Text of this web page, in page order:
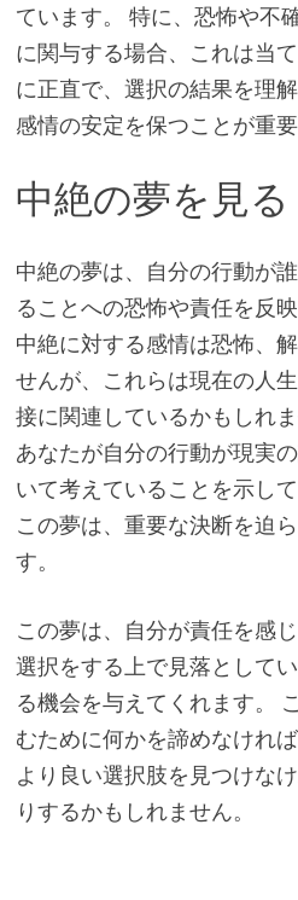
ています。 特に、恐怖や不
に関与する場合、これは当
に正直で、選択の結果を理
感情の安定を保つことが重要
中絶の夢を見る
中絶の夢は、自分の行動が
ることへの恐怖や責任を反
中絶に対する感情は恐怖、
せんが、これらは現在の人
接に関連しているかもしれ
あなたが自分の行動が現実
いて考えていることを示し
この夢は、重要な決断を迫
す。
この夢は、自分が責任を感
選択をする上で見落として
る機会を与えてくれます。
むために何かを諦めなけれ
より良い選択肢を見つけな
りするかもしれません。